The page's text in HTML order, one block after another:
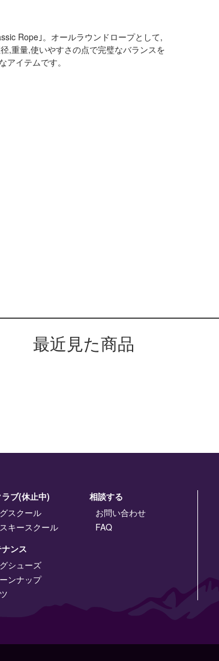
Rope｣。オールラウンドロープとして,
,重量,使いやすさの点で完璧なバランスを
イテムです。
最近見た商品
ブ(休止中)
スクール
キースクール
ンス
シューズ
ンナップ
相談する
お問い合わせ
FAQ